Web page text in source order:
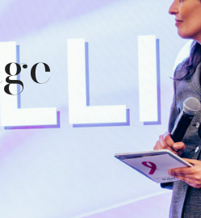
fin
édition !
Rose 2025